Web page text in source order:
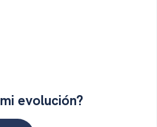
mi evolución?